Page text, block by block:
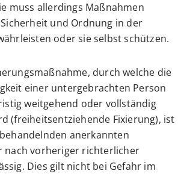
muss allerdings Maßnahmen
und Ordnung in der
oder sie selbst schützen.
, durch welche die
einer untergebrachten Person
weitgehend oder vollständig
(freiheitsentziehende Fixierung), ist
anerkannten
nach vorheriger richterlicher
Dies gilt nicht bei Gefahr im